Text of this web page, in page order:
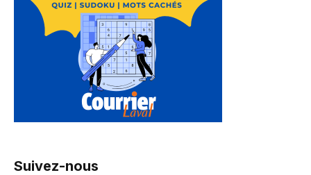
Suivez-nous